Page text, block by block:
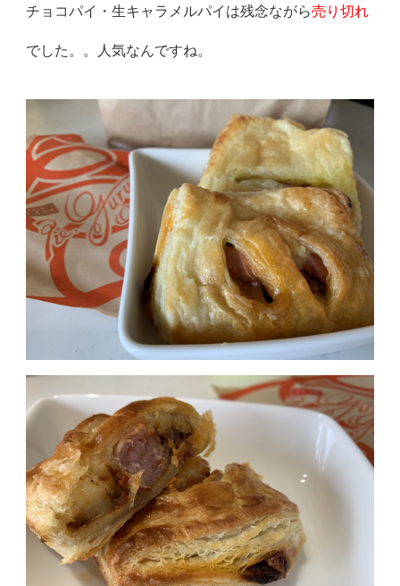
チョコパイ・生キャラメルパイは残念ながら売り切れ
でした。。人気なんですね。